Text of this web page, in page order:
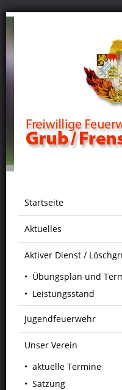
Startseite
Aktuelles
Aktiver Dienst /
Übungsplan und
Leistungsstand
Jugendfeuerwehr
Unser Verein
aktuelle Termine
Satzung